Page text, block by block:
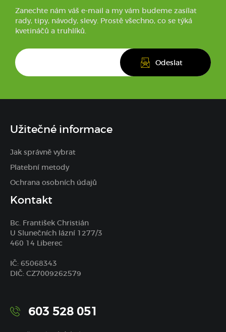
Zanechte nám váš e-mail a my vám budeme zasílat
rady, tipy, návody, slevy. Prostě všechno, co se týká
kvetináčů a truhlíků.
Užitečné informace
Jak správně vybrat
Platební metody
Ochrana osobních údajů
Kontakt
Bc. František Christián
U Slunečních lázní 1277/3
460 14 Liberec
IČ: 65068343
DIČ: CZ7009262579
603 528 051